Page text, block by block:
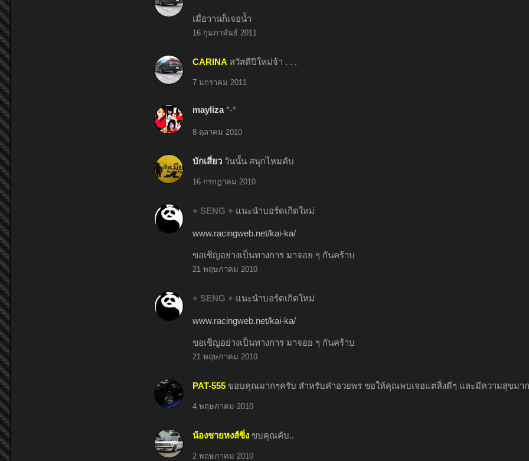
เมื่อวานก็เจอน้ำ
16 กุมภาพันธ์ 2011
CARINA สวัสดีปีใหม่จ้า . . .
7 มกราคม 2011
mayliza *-*
8 ตุลาคม 2010
บักเสี่ยว วันนั้น สนุกไหมคับ
16 กรกฎาคม 2010
+ SENG + แนะนำบอร์ดเกิดใหม่
www.racingweb.net/kai-ka/
ขอเชิญอย่างเป็นทางการ มาจอย ๆ กันคร้าบ
21 พฤษภาคม 2010
+ SENG + แนะนำบอร์ดเกิดใหม่
www.racingweb.net/kai-ka/
ขอเชิญอย่างเป็นทางการ มาจอย ๆ กันคร้าบ
21 พฤษภาคม 2010
PAT-555 ขอบคุณมากๆครับ สำหรับคำอวยพร ขอให้คุณพบเจอแต่สิ่งดีๆ และมีความสุขมา
4 พฤษภาคม 2010
น้องชายหงส์ซิ่ง ขบคุณคับ..
2 พฤษภาคม 2010